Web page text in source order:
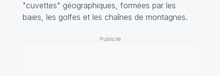
"cuvettes" géographiques, formées par les
baies, les golfes et les chaînes de montagnes.